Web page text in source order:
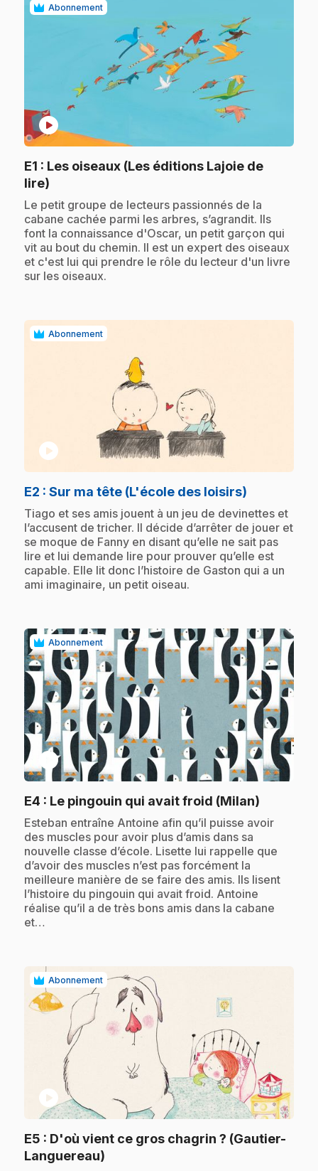
Abonnement
play_circle
E1 : Les oiseaux (Les éditions Lajoie de
lire)
.Le petit groupe de lecteurs passionnés de la
cabane cachée parmi les arbres, s’agrandit. Ils
font la connaissance d'Oscar, un petit garçon qui
vit au bout du chemin. Il est un expert des oiseaux
et c'est lui qui prendre le rôle du lecteur d'un livre
sur les oiseaux.
Abonnement
play_circle
E2 : Sur ma tête (L'école des loisirs)
.Tiago et ses amis jouent à un jeu de devinettes et
l’accusent de tricher. Il décide d’arrêter de jouer et
se moque de Fanny en disant qu’elle ne sait pas
lire et lui demande lire pour prouver qu’elle est
capable. Elle lit donc l’histoire de Gaston qui a un
ami imaginaire, un petit oiseau.
Abonnement
play_circle
E4 : Le pingouin qui avait froid (Milan)
.Esteban entraîne Antoine afin qu’il puisse avoir
des muscles pour avoir plus d’amis dans sa
nouvelle classe d’école. Lisette lui rappelle que
d’avoir des muscles n’est pas forcément la
meilleure manière de se faire des amis. Ils lisent
l’histoire du pingouin qui avait froid. Antoine
réalise qu’il a de très bons amis dans la cabane
et…
Abonnement
play_circle
E5 : D'où vient ce gros chagrin ? (Gautier-
Languereau)